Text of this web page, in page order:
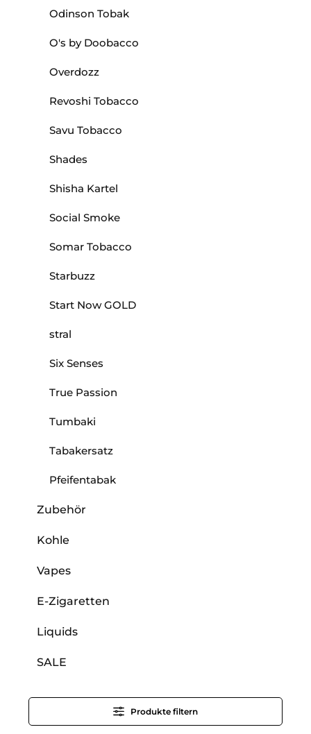
Odinson Tobak
O's by Doobacco
Overdozz
Revoshi Tobacco
Savu Tobacco
Shades
Shisha Kartel
Social Smoke
Somar Tobacco
Starbuzz
Start Now GOLD
stral
Six Senses
True Passion
Tumbaki
Tabakersatz
Pfeifentabak
Zubehör
Kohle
Vapes
E-Zigaretten
Liquids
SALE
Produkte filtern